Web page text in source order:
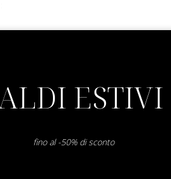
ESTIVI
fino al -50% di sconto